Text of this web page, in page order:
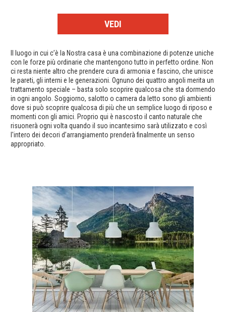
VEDI
Il luogo in cui c’è la Nostra casa è una combinazione di potenze uniche
con le forze più ordinarie che mantengono tutto in perfetto ordine. Non
ci resta niente altro che prendere cura di armonia e fascino, che unisce
le pareti, gli interni e le generazioni. Ognuno dei quattro angoli merita un
trattamento speciale – basta solo scoprire qualcosa che sta dormendo
in ogni angolo. Soggiorno, salotto o camera da letto sono gli ambienti
dove si può scoprire qualcosa di più che un semplice luogo di riposo e
momenti con gli amici. Proprio qui è nascosto il canto naturale che
risuonerà ogni volta quando il suo incantesimo sarà utilizzato e così
l'intero dei decori d’arrangiamento prenderà finalmente un senso
appropriato.